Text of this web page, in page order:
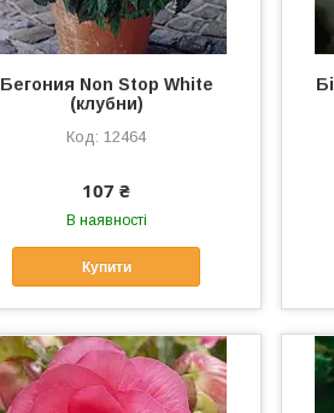
Бегония Non Stop White
(клубни)
12464
107 ₴
В наявності
Купити